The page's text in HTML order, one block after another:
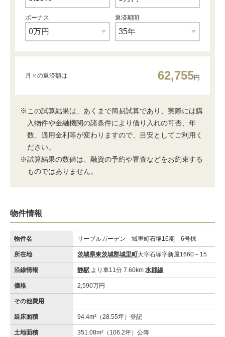
ボーナス 返済期間
月々の返済額は 62,755円
※この試算結果は、あくまで簡易試算であり、実際には購
入物件や金融機関の諸条件により借り入れの可否、年
数、適用金利等が変わりますので、目安としてご利用く
ださい。
※試算結果の数値は、融資の予約や審査などをお約束する
ものではありません。
物件情報
物件名 リーブルガーデン 城里町石塚16期 6号棟
所在地 茨城県東茨城郡城里町大字石塚字新屋1660－15
沿線情報 静駅 より車11分 7.60km水郡線
価格 2,590万円
その他費用
延床面積 94.4m²（28.55坪）登記
土地面積 351.08m²（106.2坪）公簿